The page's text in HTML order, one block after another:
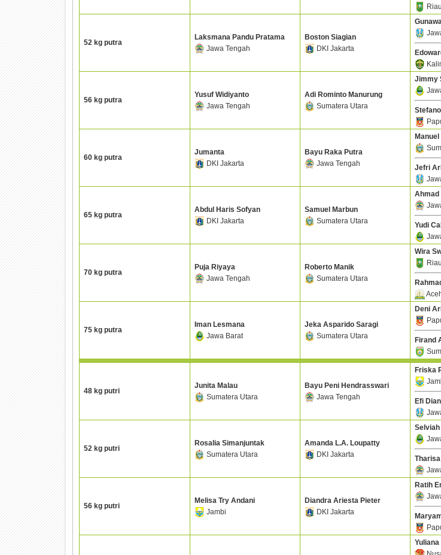
Riau
52 kg putra
Laksmana Pandu Pratama
Jawa Tengah
Boston Siagian
DKI Jakarta
56 kg putra
Yusuf Widiyanto
Jawa Tengah
Adi Rominto Manurung
Sumatera Utara
Jimmy
60 kg putra
Jumanta
DKI Jakarta
Bayu Raka Putra
Jawa Tengah
Manuel
Jefri
65 kg putra
Abdul Haris Sofyan
DKI Jakarta
Samuel Marbun
Sumatera Utara
Ahmad
Yudi
70 kg putra
Puja Riyaya
Jawa Tengah
Roberto Manik
Sumatera Utara
Wira
Riau
75 kg putra
Iman Lesmana
Jawa Barat
Jeka Asparido Saragi
Sumatera Utara
Deni
Firand
48 kg putri
Junita Malau
Sumatera Utara
Bayu Peni Hendrasswari
Jawa Tengah
Friska
Efi
52 kg putri
Rosalia Simanjuntak
Sumatera Utara
Amanda L.A. Loupatty
DKI Jakarta
56 kg putri
Melisa Try Andani
Jambi
Diandra Ariesta Pieter
DKI Jakarta
Ratih
Yuliana